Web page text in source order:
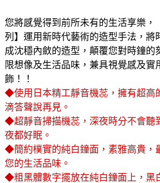
您將感覺得到前所未有的生活享樂，
列】運用新時代藝術的造型手法，將
成沈穩內斂的造型，顛覆您對時鐘的
限想像及生活品味，兼具視覺感及實
飾！！
◆使用日本精工靜音機蕊，擁有超高
滴答聲說再見。
◆超靜音掃描機蕊，深夜時分不會聽
夜都好眠。
◆簡約樸實的純白鐘面，素雅高貴，
您的生活品味。
◆粗黑體數字擺放在純白鐘面上，黑